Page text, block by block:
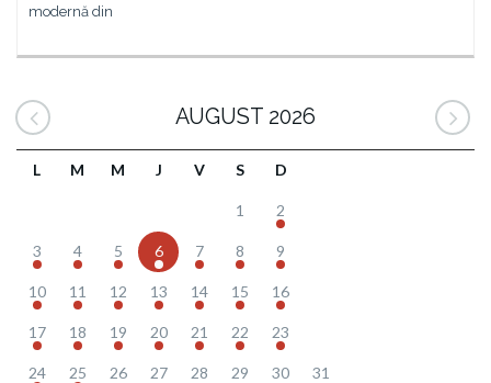
modernă din
AUGUST 2026
L M M J V S D
1 2
3 4 5 6 7 8 9
10 11 12 13 14 15 16
17 18 19 20 21 22 23
24 25 26 27 28 29 30 31